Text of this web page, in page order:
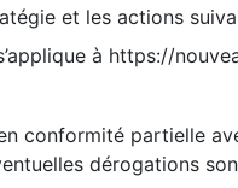
et les actions
à https://
conformité partielle
dérogations